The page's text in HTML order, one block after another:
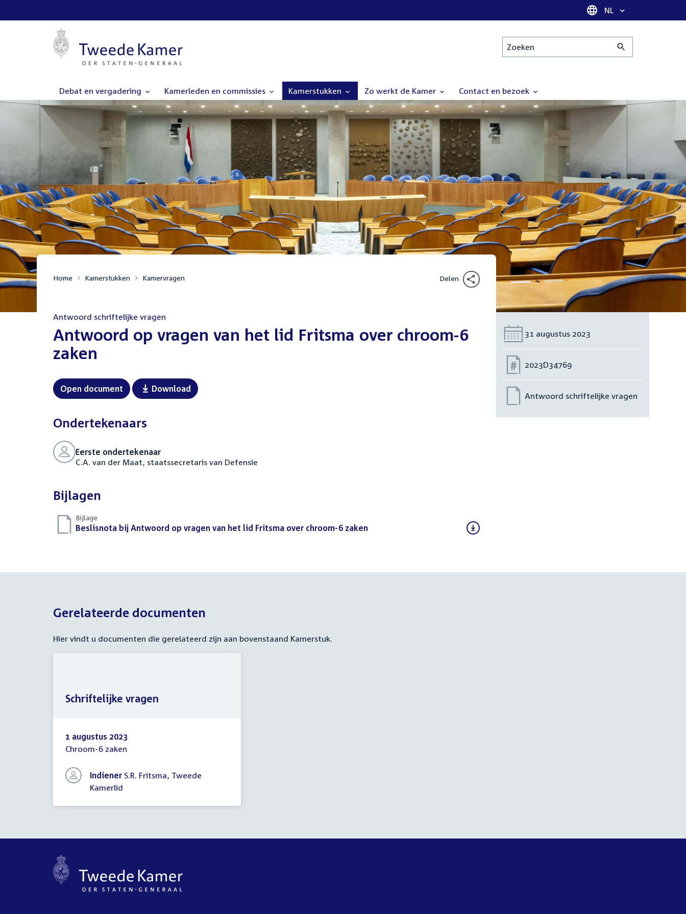
Taal selectie
NL
Zoeken
Debat en vergadering Kamerleden en commissies Kamerstukken Zo werkt de Kamer Contact en bezoek
Home Kamerstukken Kamervragen Delen
Antwoord schriftelijke vragen
Antwoord op vragen van het lid Fritsma over chroom-6
zaken
Open document Download
Ondertekenaars
Eerste ondertekenaar
C.A. van der Maat, staatssecretaris van Defensie
Bijlagen
Bijlage
Download
Beslisnota bij Antwoord op vragen van het lid Fritsma over chroom-6 zaken
Datum:
31 augustus 2023
Nummer:
2023D34769
Antwoord schriftelijke vragen
Gerelateerde documenten
Hier vindt u documenten die gerelateerd zijn aan bovenstaand Kamerstuk.
Schriftelijke
1 augustus 2023
Chroom-6 zaken
Indiener S.R. Fritsma, Tweede
Kamerlid
Schriftelijke vragen